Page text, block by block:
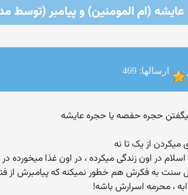
ارسالها: 469
میکردن از یک تا نه
در اون زندگی میکرده ، در اون غذا میخورده
سنت به فکرش هم خطور نمیکنه که پیامبرش از
، محرمه اسرارش باشه!